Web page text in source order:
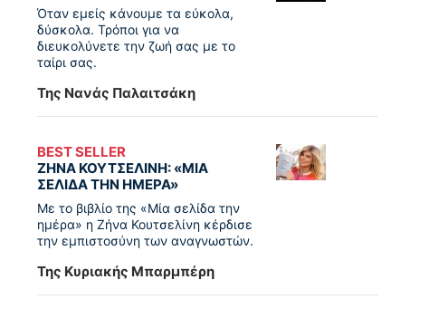
Όταν εμείς κάνουμε τα εύκολα,
δύσκολα. Τρόποι για να
διευκολύνετε την ζωή σας με το
ταίρι σας.
Της Νανάς Παλαιτσάκη
BEST SELLER
ΖΗΝΑ ΚΟΥΤΣΕΛΙΝΗ: «ΜΙΑ
ΣΕΛΙΔΑ ΤΗΝ ΗΜΕΡΑ»
Με το βιβλίο της «Μία σελίδα την
ημέρα» η Ζήνα Κουτσελίνη κέρδισε
την εμπιστοσύνη των αναγνωστών.
Της Κυριακής Μπαρμπέρη